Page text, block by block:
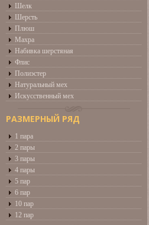
Шелк
Шерсть
Плюш
Махра
Набивка шерстяная
Флис
Полиэстер
Натуральный мех
Искусственный мех
РАЗМЕРНЫЙ РЯД
1 пара
2 пары
3 пары
4 пары
5 пар
6 пар
10 пар
12 пар